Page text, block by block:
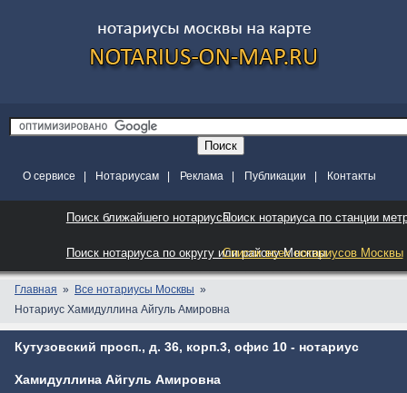
О сервисе Нотариусам Реклама Публикации Контакты
Поиск ближайшего нотариусаПоиск нотариуса по станции
Поиск нотариуса по округу или району Москвы
Список всех нотариусов Москвы
Главная
Все нотариусы Москвы
Нотариус Хамидуллина Айгуль Амировна
Кутузовский просп., д. 36, корп.3, офис 10 - нотариус
Хамидуллина Айгуль Амировна